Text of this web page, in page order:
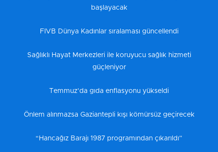
başlayacak
FIVB Dünya Kadınlar sıralaması güncellendi
Sağlıklı Hayat Merkezleri ile koruyucu sağlık hizmeti
güçleniyor
Temmuz’da gıda enflasyonu yükseldi
Önlem alınmazsa Gaziantepli kışı kömürsüz geçirecek
“Hancağız Barajı 1987 programından çıkarıldı”